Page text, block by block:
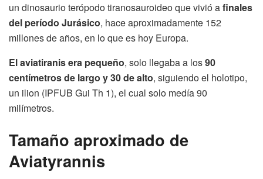
un dinosaurio terópodo tiranosauroideo que vivió afinales
del período Jurásico, hace aproximadamente 152
millones de años, en lo que es hoy Europa.
El aviatiranis era pequeño, solo llegaba a los90
centímetros de largo y 30 de alto, siguiendo el holotipo,
un ilion (IPFUB Gui Th 1), el cual solo medía 90
milímetros.
Tamaño aproximado de
Aviatyrannis